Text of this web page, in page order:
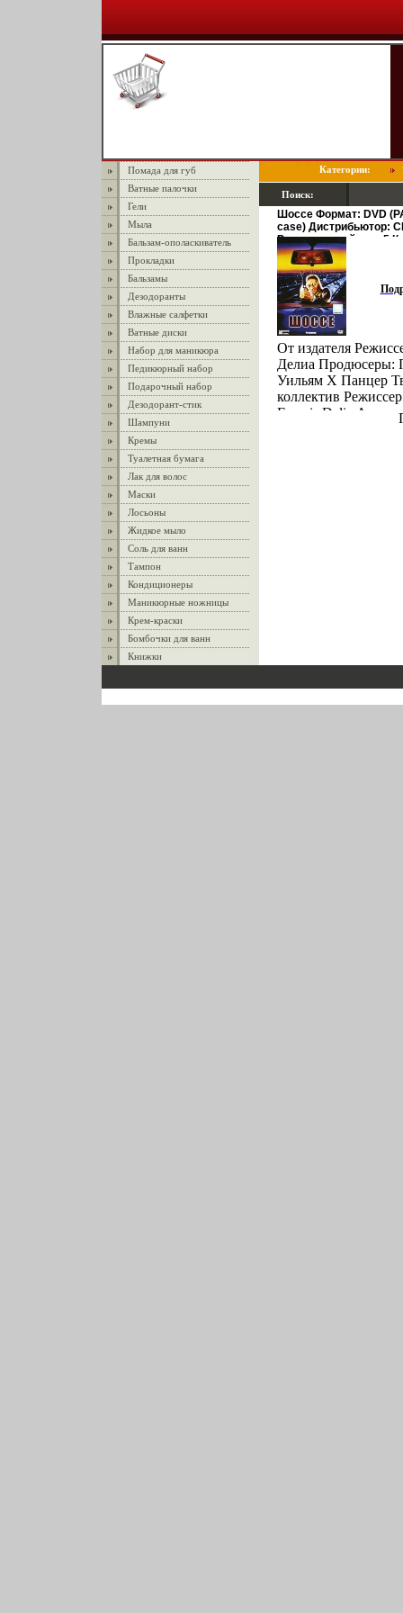
Помада для губ
Ватные палочки
Гели
Мыла
Бальзам-ополаскиватель
Прокладки
Бальзамы
Дезодоранты
Влажные салфетки
Ватные диски
Набор для маникюра
Педикюрный набор
Подарочный набор
Дезодорант-стик
Шампуни
Кремы
Туалетная бумага
Лак для волос
Маски
Лосьоны
Жидкое мыло
Соль для ванн
Тампон
Кондиционеры
Маникюрные ножницы
Крем-краски
Бомбочки для ванн
Книжки
Категории:
Поиск:
Шоссе Формат: DVD
case) Дистрибьютор:
Региональный код: 5
DVD-5 (1 слой)
Закадровый перевод
Английский Dolby
От издателя
Делиа Продюсеры:
Уильям Х Панцер
коллектив
Francis Delia Актеры
телевидении и в
индейцев На